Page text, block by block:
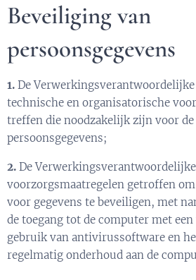
Beveiliging van
persoonsgegevens
1. De
technische en organisatorische
treffen die noodzakelijk zijn voor
persoonsgegevens;
2. De
voorzorgsmaatregelen getroffen
voor gegevens te beveiligen, met
de toegang tot de computer met
gebruik van antivirussoftware en
regelmatig onderhoud aan de